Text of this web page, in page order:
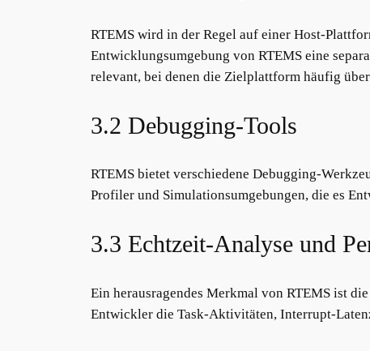
RTEMS wird in der Regel auf einer Host-
Entwicklungsumgebung von RTEMS eine
relevant, bei denen die Zielplattform häufig
3.2 Debugging-Tools
RTEMS bietet verschiedene Debugging-
Profiler und Simulationsumgebungen, die es
3.3 Echtzeit-Analyse und
Ein herausragendes Merkmal von RTEMS ist
Entwickler die Task-Aktivitäten, Interrupt-